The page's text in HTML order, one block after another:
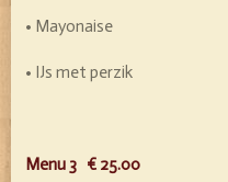
• Mayonaise
• IJs met
Menu 3 € 25.00